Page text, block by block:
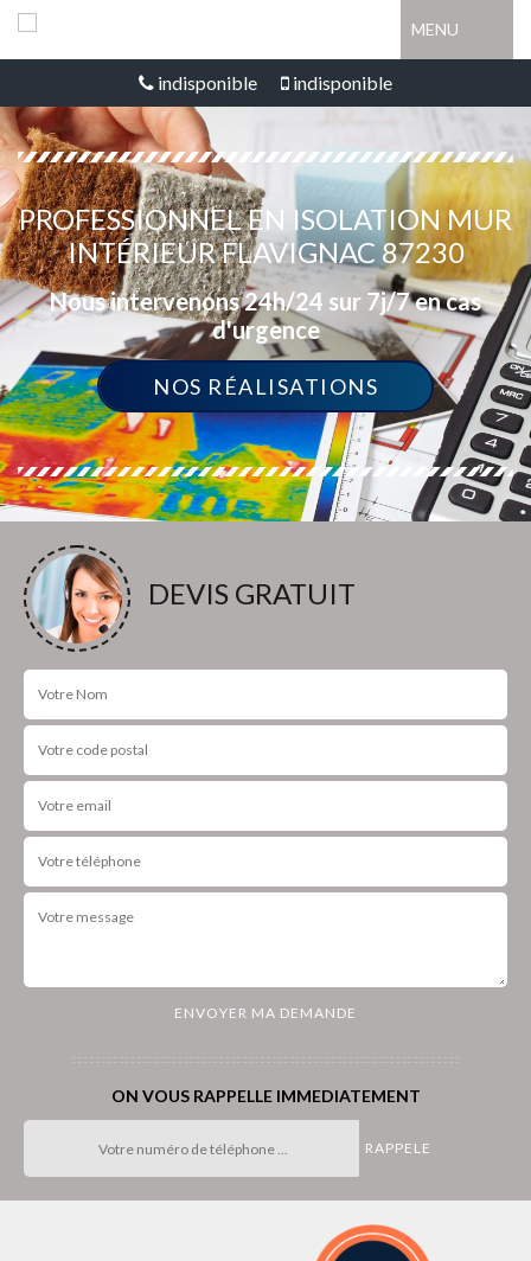
MENU
indisponible indisponible
PROFESSIONNEL EN ISOLATION MUR
INTÉRIEUR FLAVIGNAC 87230
Nous intervenons 24h/24 sur 7j/7 en cas
d'urgence
NOS RÉALISATIONS
DEVIS GRATUIT
ON VOUS RAPPELLE IMMEDIATEMENT